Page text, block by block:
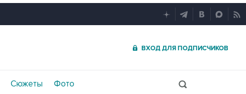
ВХОД ДЛЯ ПОДПИСЧИКОВ
Сюжеты Фото